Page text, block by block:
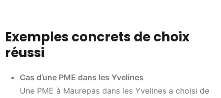
Exemples concrets de choix
réussi
Cas d’une PME dans les Yvelines
Une PME à Maurepas dans les Yvelines a choisi de